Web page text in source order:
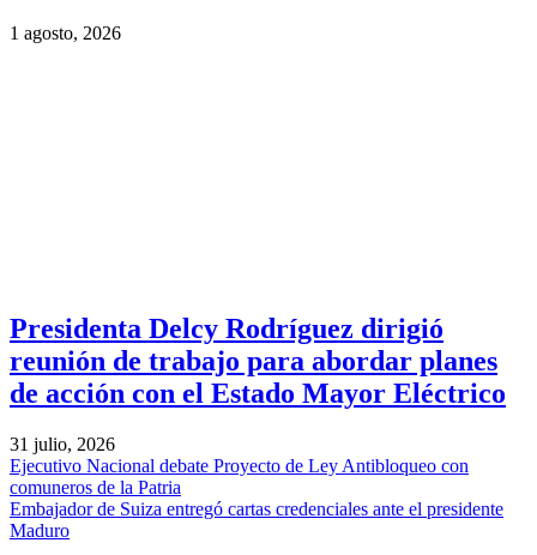
1 agosto, 2026
Presidenta Delcy Rodríguez dirigió
reunión de trabajo para abordar planes
de acción con el Estado Mayor Eléctrico
31 julio, 2026
Ejecutivo Nacional debate Proyecto de Ley Antibloqueo con
comuneros de la Patria
Embajador de Suiza entregó cartas credenciales ante el presidente
Maduro